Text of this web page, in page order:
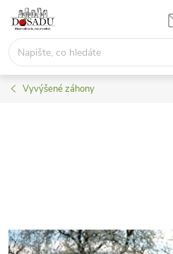
Přejít
obsah
Vyvýšené záhony